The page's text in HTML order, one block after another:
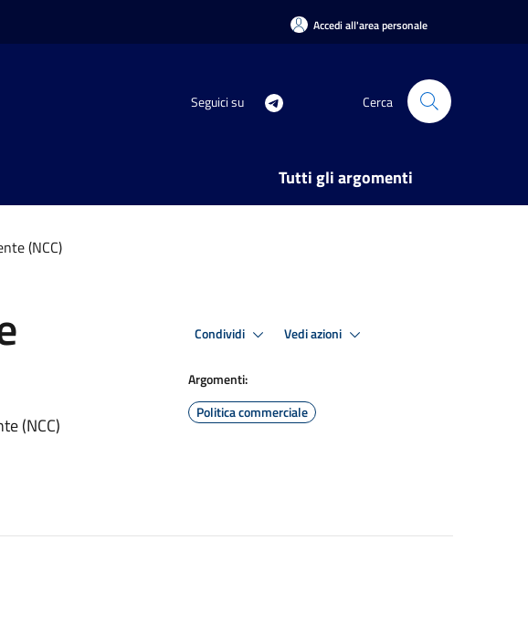
Accedi all'area personale
Seguici su Cerca
Tutti gli argomenti
(NCC)
(NCC)
Condividi Vedi azioni
Argomenti:
Politica commerciale